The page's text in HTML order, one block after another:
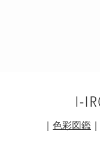
｜ 色彩図鑑 ｜